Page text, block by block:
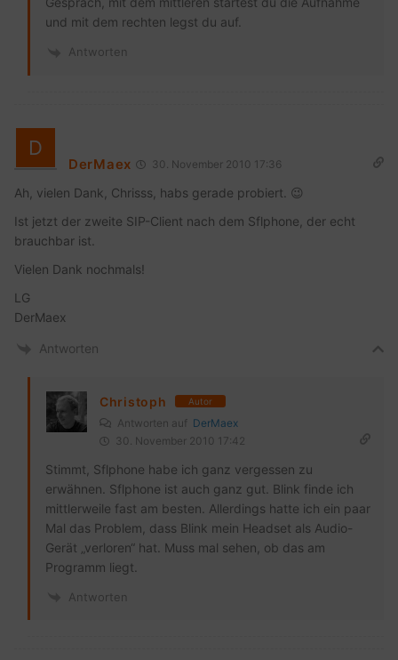
und mit dem rechten legst du auf.
Antworten
DerMaex 30. November 2010 17:36
Ah, vielen Dank, Chrisss, habs gerade probiert. 😉
Ist jetzt der zweite SIP-Client nach dem Sflphone, der echt
brauchbar ist.
Vielen Dank nochmals!
LG
DerMaex
Antworten
Christoph Autor
Antworten auf DerMaex
30. November 2010 17:42
Stimmt, Sflphone habe ich ganz vergessen zu
erwähnen. Sflphone ist auch ganz gut. Blink finde ich
mittlerweile fast am besten. Allerdings hatte ich ein paar
Mal das Problem, dass Blink mein Headset als Audio-
Gerät „verloren“ hat. Muss mal sehen, ob das am
Programm liegt.
Antworten